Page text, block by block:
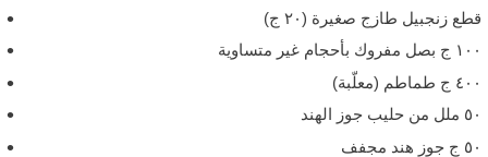
زنجبيل طازج صغيرة (٢٠ ج)
بأحجام غير متساوية
طماطم (معلّبة)
جوز الهند
هند مجفف